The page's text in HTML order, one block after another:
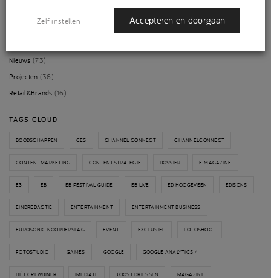
Nieuws (73)
Projecten (36)
Retail&Brands (16)
TAGS CLOUD
BOODSCHAPPEN CES CHANNEL CONNECT CHANNELCONNECT
CONTENTMARKETING CONTENTSTRATEGIE DOSSIER E-MAGAZINE
E3 EB EB FESTIVAL GUIDE EB LIVE ED HOOGEVEEN EDISONS
EINDREDACTIE ENTERTAINMENT ENTERTAINMENT BUSINESS
EUROSONIC NOORDERSLAG EVENT EXCLUSIEF FOTOSHOOT
FOTOSTUDIO GAMES GOOGLE GOOGLE ANALYTICS 4
HÉT CREWDINER IMEDIATE JOOST DRIESSEN MAGAZINE
Zelf instellen Accepteren en doorgaan